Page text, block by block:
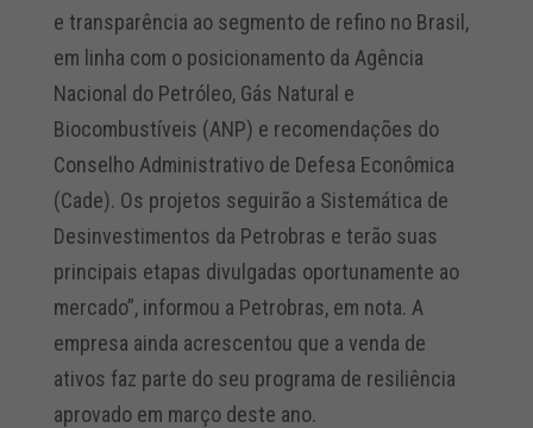
e transparência ao segmento de refino no Brasil,
em linha com o posicionamento da Agência
Nacional do Petróleo, Gás Natural e
Biocombustíveis (ANP) e recomendações do
Conselho Administrativo de Defesa Econômica
(Cade). Os projetos seguirão a Sistemática de
Desinvestimentos da Petrobras e terão suas
principais etapas divulgadas oportunamente ao
mercado”, informou a Petrobras, em nota. A
empresa ainda acrescentou que a venda de
ativos faz parte do seu programa de resiliência
aprovado em março deste ano.